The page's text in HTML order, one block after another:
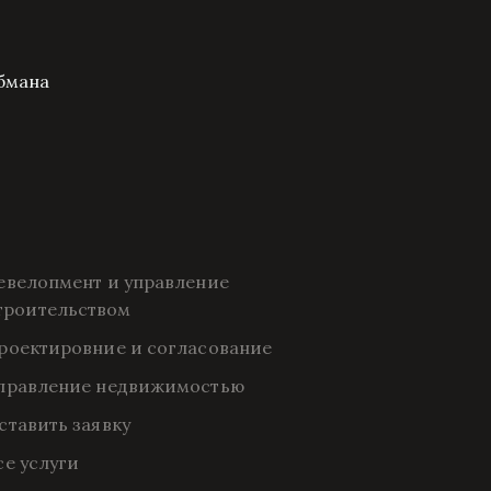
и управление
и согласование
недвижимостью
заявку
услуги